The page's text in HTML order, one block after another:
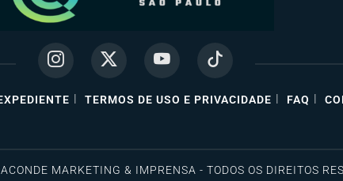
| TERMOS DE USO E PRIVACIDADE | FAQ |
MARKETING & IMPRENSA - TODOS OS DIREITOS